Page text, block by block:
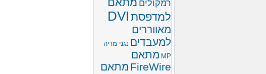
רמקולים
למדפסת DVI
מאווררים
למעבדים נגני מדיה
MP מתאם
FireWire מתאם